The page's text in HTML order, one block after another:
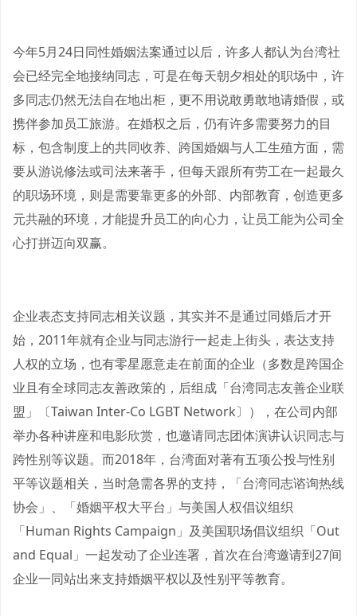
今年5月24日同性婚姻法案通过以后，许多人都认为台湾社
会已经完全地接纳同志，可是在每天朝夕相处的职场中，许
多同志仍然无法自在地出柜，更不用说敢勇敢地请婚假，或
携伴参加员工旅游。在婚权之后，仍有许多需要努力的目
标，包含制度上的共同收养、跨国婚姻与人工生殖方面，需
要从游说修法或司法来著手，但每天跟所有劳工在一起最久
的职场环境，则是需要靠更多的外部、内部教育，创造更多
元共融的环境，才能提升员工的向心力，让员工能为公司全
心打拼迈向双赢。
企业表态支持同志相关议题，其实并不是通过同婚后才开
始，2011年就有企业与同志游行一起走上街头，表达支持
人权的立场，也有零星愿意走在前面的企业（多数是跨国企
业且有全球同志友善政策的，后组成「台湾同志友善企业联
盟」〔Taiwan Inter-Co LGBT Network〕），在公司内部
举办各种讲座和电影欣赏，也邀请同志团体演讲认识同志与
跨性别等议题。而2018年，台湾面对著有五项公投与性别
平等议题相关，当时急需各界的支持，「台湾同志谘询热线
协会」、「婚姻平权大平台」与美国人权倡议组织
「Human Rights Campaign」及美国职场倡议组织「Out
and Equal」一起发动了企业连署，首次在台湾邀请到27间
企业一同站出来支持婚姻平权以及性别平等教育。